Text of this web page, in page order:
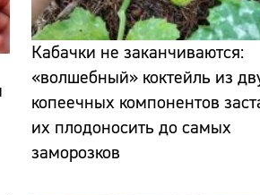
Кабачки не заканчиваются:
«волшебный» коктейль из
копеечных компонентов
их плодоносить до самых
заморозков